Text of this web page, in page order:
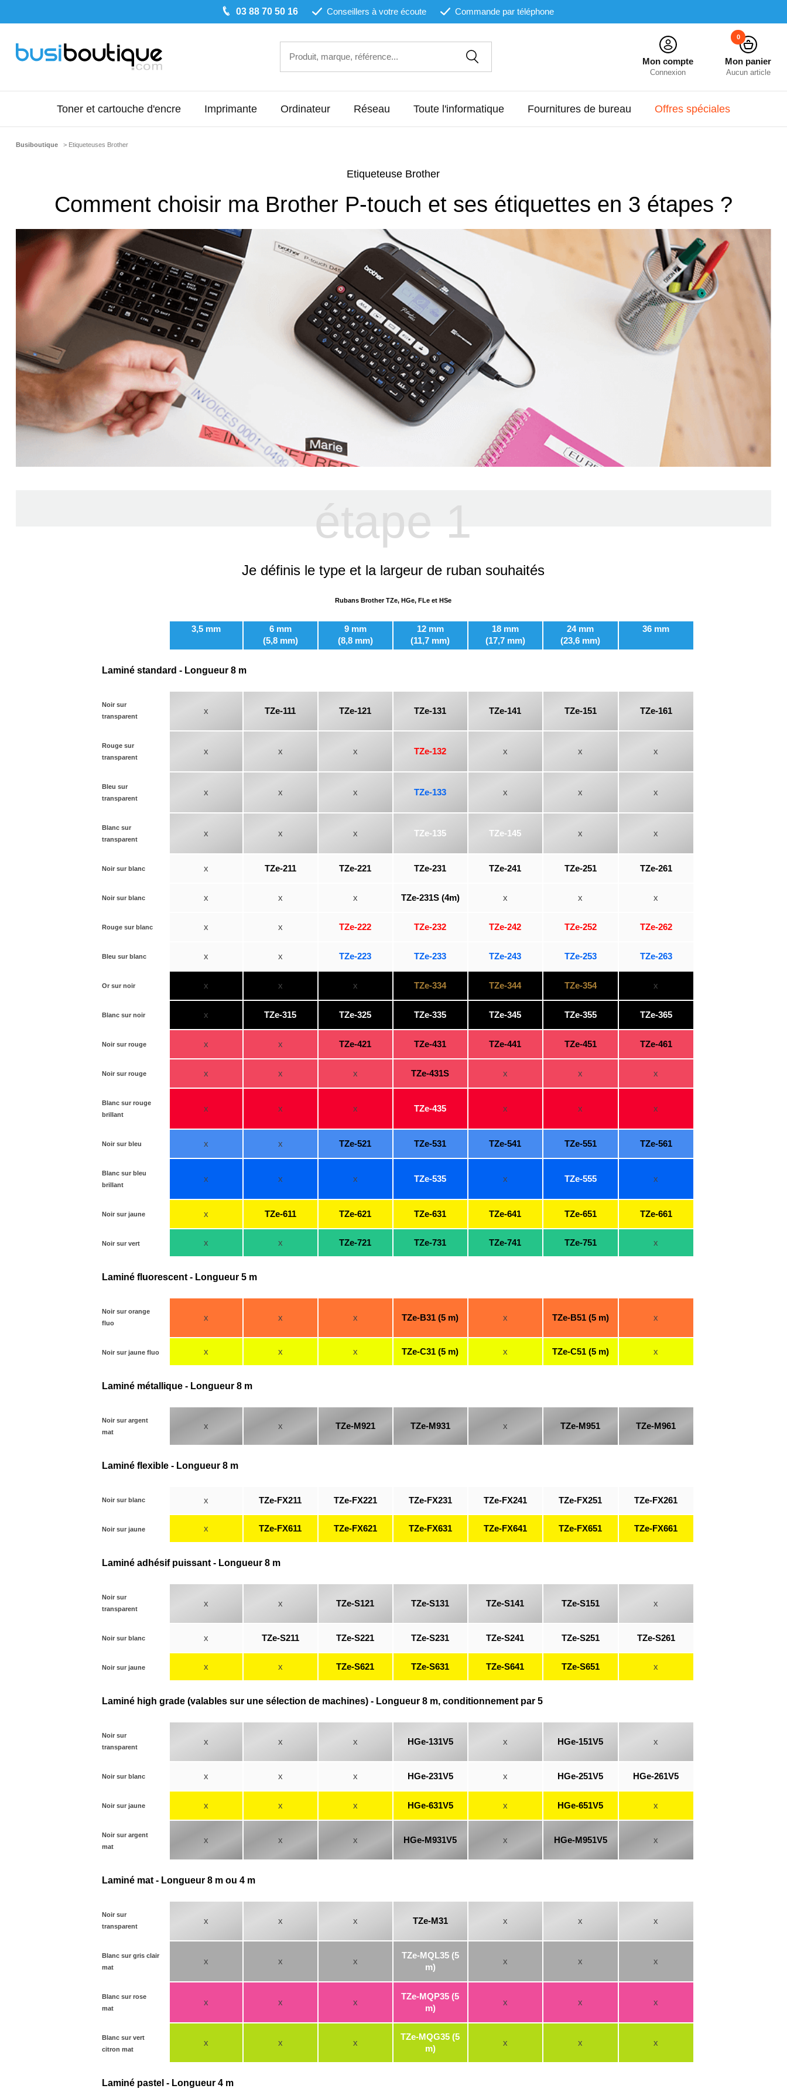
03 88 70 50 16 Conseillers à votre écoute Commande par téléphone
Mon compte
Connexion
Mon panier
Aucun article
0
Toner et cartouche d'encre Imprimante Ordinateur Réseau Toute l'informatique Fournitures de bureau Offres spéciales
Busiboutique > Etiqueteuses Brother
Etiqueteuse Brother
Comment choisir maBrother P-touch et ses étiquettes en 3 étapes ?
étape 1
Je définis le type et la largeur de ruban souhaités
Rubans Brother TZe, HGe, FLe et HSe
3,5 mm
6 mm
(5,8 mm)
9 mm
(8,8 mm)
12 mm
(11,7 mm)
18 mm
(17,7 mm)
24 mm
(23,6 mm)
36 mm
Laminé standard - Longueur 8 m
Noir sur
transparent
x TZe-111 TZe-121 TZe-131 TZe-141 TZe-151 TZe-161
Rouge sur
transparent
x x x TZe-132 x x x
Bleu sur
transparent
x x x TZe-133 x x x
Blanc sur
transparent
x x x TZe-135 TZe-145 x x
Noir sur blanc x TZe-211 TZe-221 TZe-231 TZe-241 TZe-251 TZe-261
Noir sur blanc x x x TZe-231S (4m) x x x
Rouge sur blanc x x TZe-222 TZe-232 TZe-242 TZe-252 TZe-262
Bleu sur blanc x x TZe-223 TZe-233 TZe-243 TZe-253 TZe-263
Or sur noir x x x TZe-334 TZe-344 TZe-354 x
Blanc sur noir x TZe-315 TZe-325 TZe-335 TZe-345 TZe-355 TZe-365
Noir sur rouge x x TZe-421 TZe-431 TZe-441 TZe-451 TZe-461
Noir sur rouge x x x TZe-431S x x x
Blanc sur rouge
brillant
x x x TZe-435 x x x
Noir sur bleu x x TZe-521 TZe-531 TZe-541 TZe-551 TZe-561
Blanc sur bleu
brillant
x x x TZe-535 x TZe-555 x
Noir sur jaune x TZe-611 TZe-621 TZe-631 TZe-641 TZe-651 TZe-661
Noir sur vert x x TZe-721 TZe-731 TZe-741 TZe-751 x
Laminé fluorescent - Longueur 5 m
Noir sur orange
fluo
x x x TZe-B31 (5 m) x TZe-B51 (5 m) x
Noir sur jaune fluo x x x TZe-C31 (5 m) x TZe-C51 (5 m) x
Laminé métallique - Longueur 8 m
Noir sur argent
mat
x x TZe-M921 TZe-M931 x TZe-M951 TZe-M961
Laminé flexible - Longueur 8 m
Noir sur blanc x TZe-FX211 TZe-FX221 TZe-FX231 TZe-FX241 TZe-FX251 TZe-FX261
Noir sur jaune x TZe-FX611 TZe-FX621 TZe-FX631 TZe-FX641 TZe-FX651 TZe-FX661
Laminé adhésif puissant - Longueur 8 m
Noir sur
transparent
x x TZe-S121 TZe-S131 TZe-S141 TZe-S151 x
Noir sur blanc x TZe-S211 TZe-S221 TZe-S231 TZe-S241 TZe-S251 TZe-S261
Noir sur jaune x x TZe-S621 TZe-S631 TZe-S641 TZe-S651 x
Laminé high grade (valables sur une sélection de machines) - Longueur 8 m, conditionnement par 5
Noir sur
transparent
x x x HGe-131V5 x HGe-151V5 x
Noir sur blanc x x x HGe-231V5 x HGe-251V5 HGe-261V5
Noir sur jaune x x x HGe-631V5 x HGe-651V5 x
Noir sur argent
mat
x x x HGe-M931V5 x HGe-M951V5 x
Laminé mat - Longueur 8 m ou 4 m
Noir sur
transparent
x x x TZe-M31 x x x
Blanc sur gris clair
mat
x x x
TZe-MQL35 (5
m)
x x x
Blanc sur rose
mat
x x x
TZe-MQP35 (5
m)
x x x
Blanc sur vert
citron mat
x x x
TZe-MQG35 (5
m)
x x x
Laminé pastel - Longueur 4 m